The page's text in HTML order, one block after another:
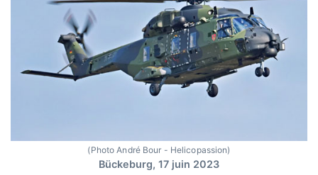
(Photo André Bour - Helicopassion)
Bückeburg, 17 juin 2023